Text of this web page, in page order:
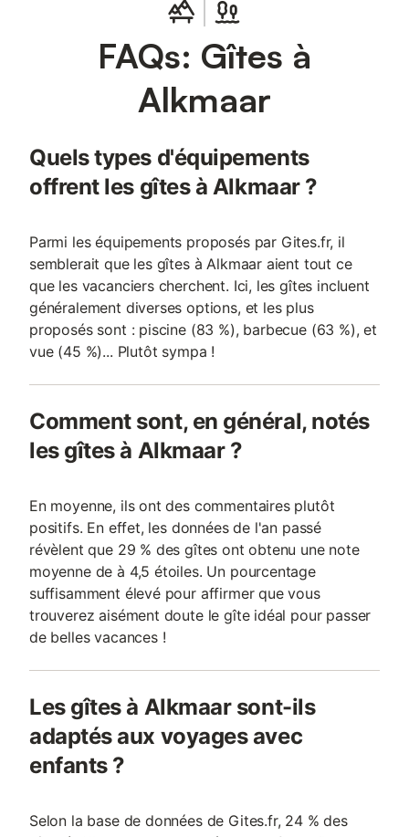
FAQs: Gîtes à
Alkmaar
Quels types d'équipements
offrent les gîtes à Alkmaar ?
Parmi les équipements proposés par Gites.fr, il
semblerait que les gîtes à Alkmaar aient tout ce
que les vacanciers cherchent. Ici, les gîtes incluent
généralement diverses options, et les plus
proposés sont : piscine (83 %), barbecue (63 %), et
vue (45 %)... Plutôt sympa !
Comment sont, en général, notés
les gîtes à Alkmaar ?
En moyenne, ils ont des commentaires plutôt
positifs. En effet, les données de l'an passé
révèlent que 29 % des gîtes ont obtenu une note
moyenne de à 4,5 étoiles. Un pourcentage
suffisamment élevé pour affirmer que vous
trouverez aisément doute le gîte idéal pour passer
de belles vacances !
Les gîtes à Alkmaar sont-ils
adaptés aux voyages avec
enfants ?
Selon la base de données de Gites.fr, 24 % des